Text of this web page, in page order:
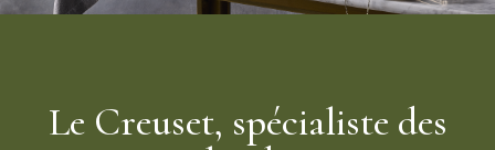
Le Creuset, spécialiste des